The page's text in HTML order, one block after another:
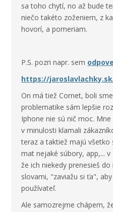
sa toho chytí, no až bude
niečo takéto zoženiem, z
hovorí, a pomeriam.
P.S. pozri napr. sem
https://
On má tiež Cornet, boli
problematike sám lepšie
Iphone nie sú nič moc.
v minulosti klamali
teraz a taktiež majú všetko
mat nejaké súbory, app,...
že ich niekedy prenesieš
slovami, "zaviažu si ťa",
používateľ.
Ale samozrejme chápem,